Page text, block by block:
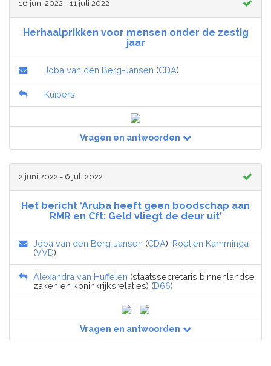
16 juni 2022 - 11 juli 2022
Herhaalprikken voor mensen onder de zestig
jaar
Joba van den Berg-Jansen (CDA)
Kuipers
Vragen en antwoorden
2 juni 2022 - 6 juli 2022
Het bericht ‘Aruba heeft geen boodschap aan
RMR en Cft: Geld vliegt de deur uit’
Joba van den Berg-Jansen (CDA), Roelien Kamminga
(VVD)
Alexandra van Huffelen (staatssecretaris binnenlandse
zaken en koninkrijksrelaties) (D66)
Vragen en antwoorden